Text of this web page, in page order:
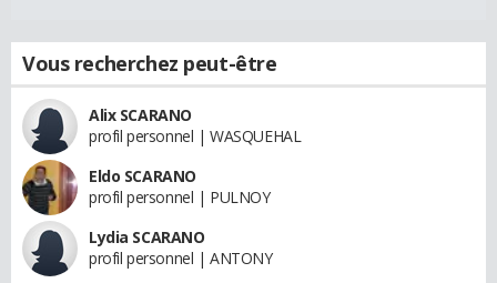
Vous recherchez peut-être
Alix SCARANO
profil personnel | WASQUEHAL
Eldo SCARANO
profil personnel | PULNOY
Lydia SCARANO
profil personnel | ANTONY